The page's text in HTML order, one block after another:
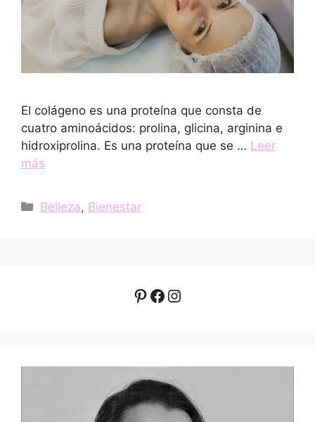
El colágeno es una proteína que consta de
cuatro aminoácidos: prolina, glicina, arginina e
hidroxiprolina. Es una proteína que se … Leer
más
Categorías
Belleza , Bienestar
Pinterest
Facebook
Instagram